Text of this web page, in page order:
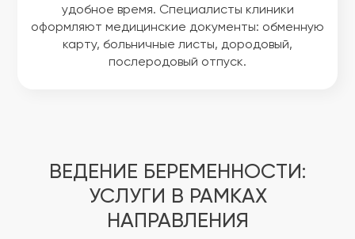
удобное время. Специалисты клиники
оформляют медицинские документы: обменную
карту, больничные листы, дородовый,
послеродовый отпуск.
ВЕДЕНИЕ БЕРЕМЕННОСТИ:
УСЛУГИ В РАМКАХ
НАПРАВЛЕНИЯ